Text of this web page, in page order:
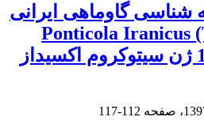
شناسی گاوماهی ایرانی
Ponticola Iranicus
براساس زیر واحد 1 ژن سیتوکروم اکسیداز
112-117